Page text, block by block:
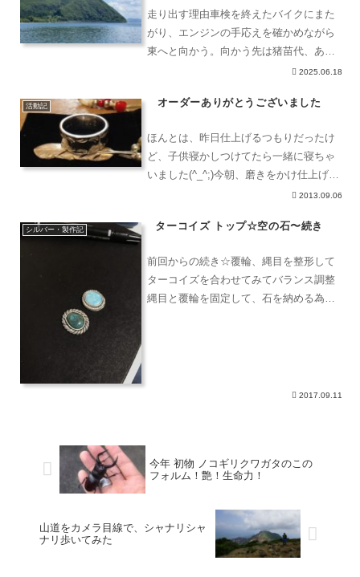
走り出す理由車検を終えたバイクにまた
がり、エンジンの手応えを確かめながら
東へと向かう。向かう先は猪苗代、あの
静かな湖のほとり。くじら島の色道中で
を、僕は勝手に「くじら島」と呼んでい
2025.06.18
活動記 オーダーありがとうございました
ほんとは、昨日仕上げるつもりだったけ
ど、子供寝かしつけてたら一緒に寝ちゃ
いました(^_^;)今朝、磨きをかけ仕上げ完
了！無事、納品しました。唐草リング 27
たとのことで、再オーダー頂きました
2013.09.06
シルバー・製作記 ターコイズ トップ☆空の石〜続き
前回からの続き☆覆輪、縄目を整形して
ターコイズを合わせてみてバランス調整
縄目と覆輪を固定して、石を納める為の
2017.09.11
今年 初物 ノコギリクワガタのこの
フォルム！艶！生命力！
山道をカメラ目線で、シャナリシャ
ナリ歩いてみた